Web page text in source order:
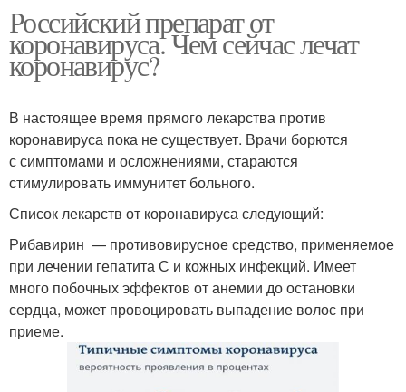
Российский препарат от
коронавируса. Чем сейчас лечат
коронавирус?
В настоящее время прямого лекарства против
коронавируса пока не существует. Врачи борются
с симптомами и осложнениями, стараются
стимулировать иммунитет больного.
Список лекарств от коронавируса следующий:
Рибавирин — противовирусное средство, применяемое
при лечении гепатита С и кожных инфекций. Имеет
много побочных эффектов от анемии до остановки
сердца, может провоцировать выпадение волос при
приеме.